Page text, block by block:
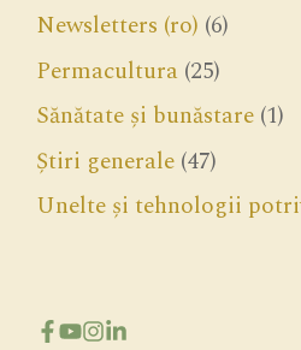
Newsletters (ro) (6)
Permacultura (25)
Sănătate și bunăstare (1)
Știri generale (47)
Unelte și tehnologii